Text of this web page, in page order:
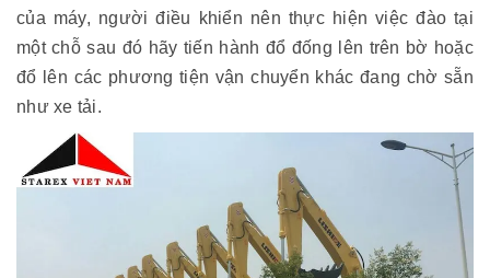
của máy, người điều khiển nên thực hiện việc đào tại
một chỗ sau đó hãy tiến hành đổ đống lên trên bờ hoặc
đổ lên các phương tiện vận chuyển khác đang chờ sẵn
như xe tải.